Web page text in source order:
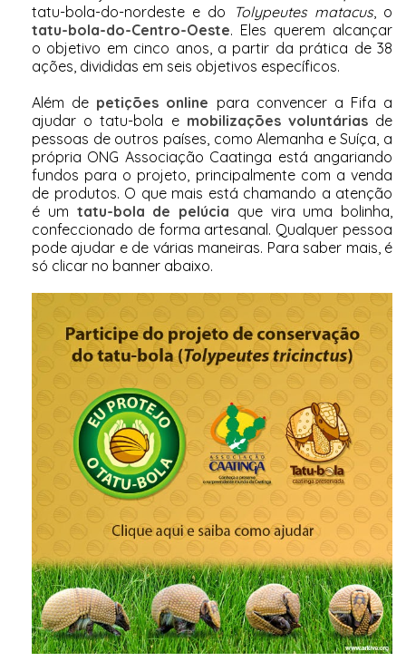
tatu-bola-do-nordeste e do
Tolypeutes matacus, o
tatu-bola-do-Centro-Oeste. Eles querem alcançar
o objetivo em cinco anos, a partir da prática de 38
ações, divididas em seis objetivos específicos.
Além de petições online para convencer a Fifa a
ajudar o tatu-bola e mobilizações voluntárias de
pessoas de outros países, como Alemanha e Suíça, a
própria ONG Associação Caatinga está angariando
fundos para o projeto, principalmente com a venda
de produtos. O que mais está chamando a atenção
é um tatu-bola de pelúcia que vira uma bolinha,
confeccionado de forma artesanal. Qualquer pessoa
pode ajudar e de várias maneiras. Para saber mais, é
só clicar no banner abaixo.